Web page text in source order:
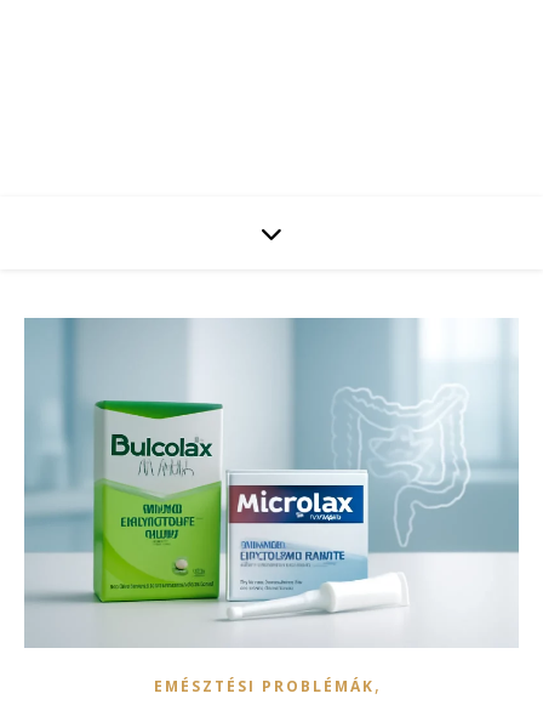
EMÉSZTÉSI PROBLÉMÁK,